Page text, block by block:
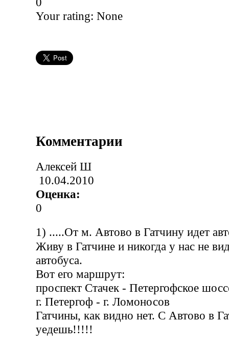
Your rating: None
Комментарии
Алексей Ш
10.04.2010
Оценка:
0
1) .....От м. Автово в Гатчину идет
Живу в Гатчине и никогда у нас не
автобуса.
Вот его маршрут:
проспект Стачек - Петергофское
г. Петергоф - г. Ломоносов
Гатчины, как видно нет. С Автово в
уедешь!!!!!